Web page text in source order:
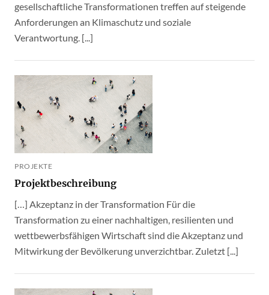
gesellschaftliche Transformationen treffen auf steigende
Anforderungen an Klimaschutz und soziale
Verantwortung. [...]
PROJEKTE
Projektbeschreibung
[…] Akzeptanz in der Transformation Für die
Transformation zu einer nachhaltigen, resilienten und
wettbewerbsfähigen Wirtschaft sind die Akzeptanz und
Mitwirkung der Bevölkerung unverzichtbar. Zuletzt [...]